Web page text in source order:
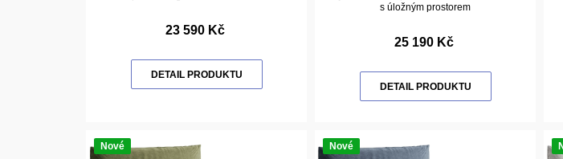
23 590 Kč
DETAIL PRODUKTU
s úložným prostorem
25 190 Kč
DETAIL PRODUKTU
Nové Nové